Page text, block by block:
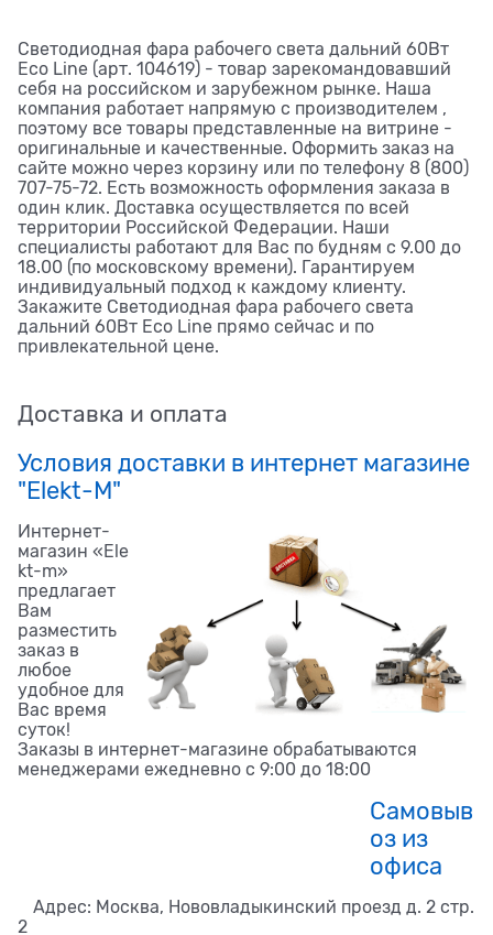
Светодиодная фара рабочего света дальний 60Вт
Eco Line (арт. 104619) - товар зарекомандовавший
себя на российском и зарубежном рынке. Наша
компания работает напрямую с производителем ,
поэтому все товары представленные на витрине -
оригинальные и качественные. Оформить заказ на
сайте можно через корзину или по телефону 8 (800)
707-75-72. Есть возможность оформления заказа в
один клик. Доставка осуществляется по всей
территории Российской Федерации. Наши
специалисты работают для Вас по будням с 9.00 до
18.00 (по московскому времени). Гарантируем
индивидуальный подход к каждому клиенту.
Закажите Светодиодная фара рабочего света
дальний 60Вт Eco Line прямо сейчас и по
привлекательной цене.
Доставка и оплата
Условия доставки в интернет магазине
"Elekt-M"
Интернет-
магазин «Ele
kt-m»
предлагает
Вам
разместить
заказ в
любое
удобное для
Вас время
суток!
Заказы в интернет-магазине обрабатываются
менеджерами ежедневно с 9:00 до 18:00
Самовыв
оз из
офиса
Адрес: Москва, Нововладыкинский проезд д. 2 стр.
2